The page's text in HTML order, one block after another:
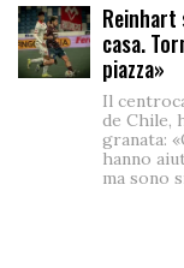
Reinhart
casa.
piazza»
Il
de Chile,
granata:
hanno
ma sono